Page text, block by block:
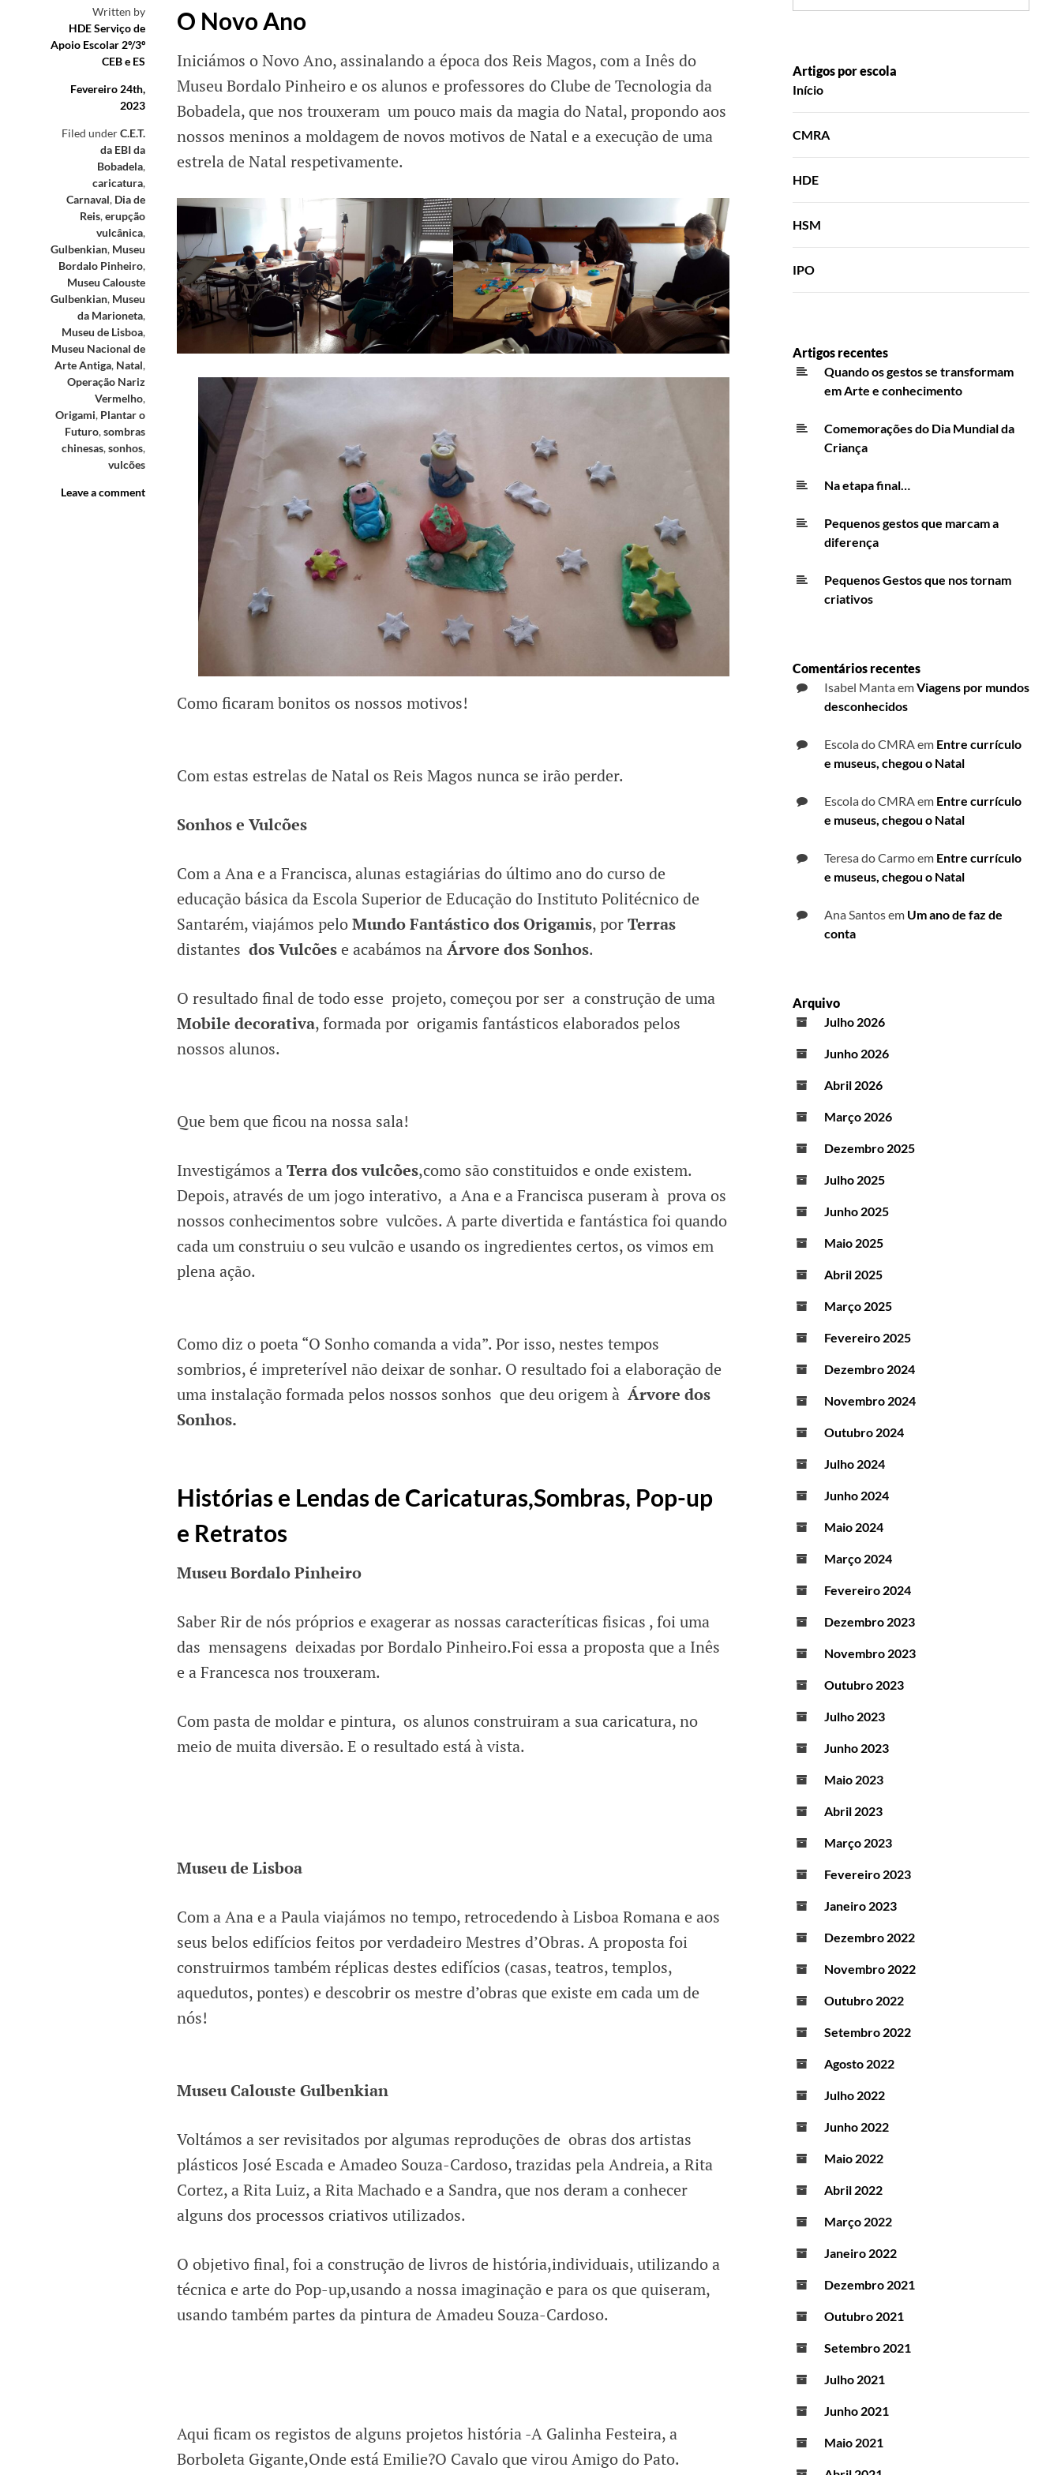
Written by
HDE Serviço de
Apoio Escolar 2º/3º
CEB e ES
Fevereiro 24th,
2023
Filed underC.E.T.
da EBI da
Bobadela,
caricatura,
Carnaval, Dia de
Reis,erupção
vulcânica,
Gulbenkian, Museu
Bordalo Pinheiro,
Museu Calouste
Gulbenkian, Museu
da Marioneta,
Museu de Lisboa,
Museu Nacional de
Arte Antiga, Natal,
Operação Nariz
Vermelho,
Origami, Plantar o
Futuro,sombras
chinesas,sonhos,
vulcões
Leave a comment
O Novo Ano
Iniciámos o Novo Ano, assinalando a época dos Reis Magos, com a Inês do
Museu Bordalo Pinheiro e os alunos e professores do Clube de Tecnologia da
Bobadela, que nos trouxeram um pouco mais da magia do Natal, propondo aos
nossos meninos a moldagem de novos motivos de Natal e a execução de uma
estrela de Natal respetivamente.
Como ficaram bonitos os nossos motivos!
Com estas estrelas de Natal os Reis Magos nunca se irão perder.
Sonhos e Vulcões
Com a Ana e a Francisca, alunas estagiárias do último ano do curso de
educação básica da Escola Superior de Educação do Instituto Politécnico de
Santarém, viajámos peloMundo Fantástico dos Origamis, porTerras
distantes dos Vulcõese acabámos naÁrvore dos Sonhos.
O resultado final de todo esse projeto, começou por ser a construção de uma
Mobile decorativa, formada por origamis fantásticos elaborados pelos
nossos alunos.
Que bem que ficou na nossa sala!
Investigámos aTerra dos vulcões,como são constituidos e onde existem.
Depois, através de um jogo interativo, a Ana e a Francisca puseram à prova os
nossos conhecimentos sobre vulcões. A parte divertida e fantástica foi quando
cada um construiu o seu vulcão e usando os ingredientes certos, os vimos em
plena ação.
Como diz o poeta “O Sonho comanda a vida”. Por isso, nestes tempos
sombrios, é impreterível não deixar de sonhar. O resultado foi a elaboração de
uma instalação formada pelos nossos sonhos que deu origem à Árvore dos
Sonhos.
Histórias e Lendas de Caricaturas,Sombras, Pop-up
e Retratos
Museu Bordalo Pinheiro
Saber Rir de nós próprios e exagerar as nossas caracteríticas fisicas , foi uma
das mensagens deixadas por Bordalo Pinheiro.Foi essa a proposta que a Inês
e a Francesca nos trouxeram.
Com pasta de moldar e pintura, os alunos construiram a sua caricatura, no
meio de muita diversão. E o resultado está à vista.
Museu de Lisboa
Com a Ana e a Paula viajámos no tempo, retrocedendo à Lisboa Romana e aos
seus belos edifícios feitos por verdadeiro Mestres d’Obras. A proposta foi
construirmos também réplicas destes edifícios (casas, teatros, templos,
aquedutos, pontes) e descobrir os mestre d’obras que existe em cada um de
nós!
Museu Calouste Gulbenkian
Voltámos a ser revisitados por algumas reproduções de obras dos artistas
plásticos José Escada e Amadeo Souza-Cardoso, trazidas pela Andreia, a Rita
Cortez, a Rita Luiz, a Rita Machado e a Sandra, que nos deram a conhecer
alguns dos processos criativos utilizados.
O objetivo final, foi a construção de livros de história,individuais, utilizando a
técnica e arte do Pop-up,usando a nossa imaginação e para os que quiseram,
usando também partes da pintura de Amadeu Souza-Cardoso.
Aqui ficam os registos de alguns projetos história -A Galinha Festeira, a
Borboleta Gigante,Onde está Emilie?O Cavalo que virou Amigo do Pato.
Artigos por escola
Início
CMRA
HDE
HSM
IPO
Artigos recentes
Quando os gestos se transformam
em Arte e conhecimento
Comemorações do Dia Mundial da
Criança
Na etapa final…
Pequenos gestos que marcam a
diferença
Pequenos Gestos que nos tornam
criativos
Comentários recentes
Isabel MantaemViagens por mundos
desconhecidos
Escola do CMRAem Entre currículo
e museus, chegou o Natal
Escola do CMRAem Entre currículo
e museus, chegou o Natal
Teresa do Carmoem Entre currículo
e museus, chegou o Natal
Ana Santosem Um ano de faz de
conta
Arquivo
Julho 2026
Junho 2026
Abril 2026
Março 2026
Dezembro 2025
Julho 2025
Junho 2025
Maio 2025
Abril 2025
Março 2025
Fevereiro 2025
Dezembro 2024
Novembro 2024
Outubro 2024
Julho 2024
Junho 2024
Maio 2024
Março 2024
Fevereiro 2024
Dezembro 2023
Novembro 2023
Outubro 2023
Julho 2023
Junho 2023
Maio 2023
Abril 2023
Março 2023
Fevereiro 2023
Janeiro 2023
Dezembro 2022
Novembro 2022
Outubro 2022
Setembro 2022
Agosto 2022
Julho 2022
Junho 2022
Maio 2022
Abril 2022
Março 2022
Janeiro 2022
Dezembro 2021
Outubro 2021
Setembro 2021
Julho 2021
Junho 2021
Maio 2021